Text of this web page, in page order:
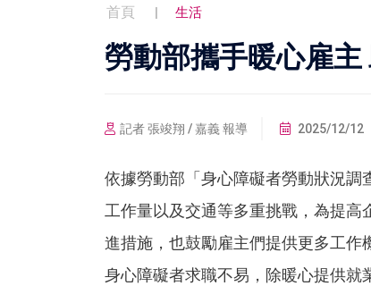
首頁 生活
勞動部攜手暖心雇
記者 張竣翔 / 嘉義 報導 2025/12/12
依據勞動部「身心障礙者勞動狀況調
工作量以及交通等多重挑戰，為提
進措施，也鼓勵雇主們提供更多工
身心障礙者求職不易，除暖心提供